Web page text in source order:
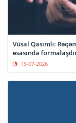
Vüsal Qasımlı:
əsasında
15-07-2026